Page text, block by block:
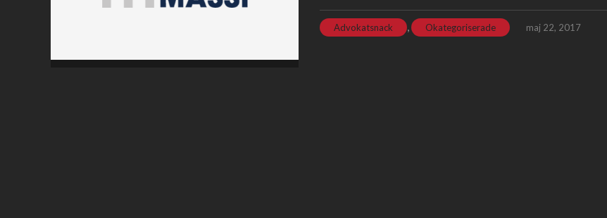
Advokatsnack , Okategoriserade maj 22, 2017